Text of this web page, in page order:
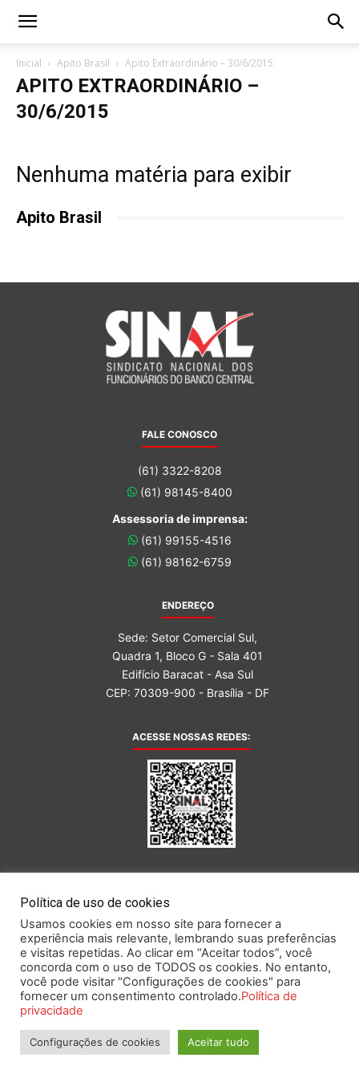
Inicial Apito Brasil Apito Extraordinário – 30/6/2015
APITO EXTRAORDINÁRIO –
30/6/2015
Nenhuma matéria para exibir
Apito Brasil
FALE CONOSCO
(61) 3322-8208
(61) 98145-8400
Assessoria de imprensa:
(61) 99155-4516
(61) 98162-6759
ENDEREÇO
Sede: Setor Comercial Sul,
Quadra 1, Bloco G - Sala 401
Edifício Baracat - Asa Sul
CEP: 70309-900 - Brasília - DF
ACESSE NOSSAS REDES:
Este portal obedece às prescrições da Lei Geral de Proteção de Dados.
2026 SINAL – Sindicato Nacional dos Funcionários do Banco Central.
Política de uso de cookies
Usamos cookies em nosso site para fornecer a
experiência mais relevante, lembrando suas preferências
e visitas repetidas. Ao clicar em “Aceitar todos”, você
concorda com o uso de TODOS os cookies. No entanto,
você pode visitar "Configurações de cookies" para
fornecer um consentimento controlado.Política de
privacidade
Configurações de cookies Aceitar tudo